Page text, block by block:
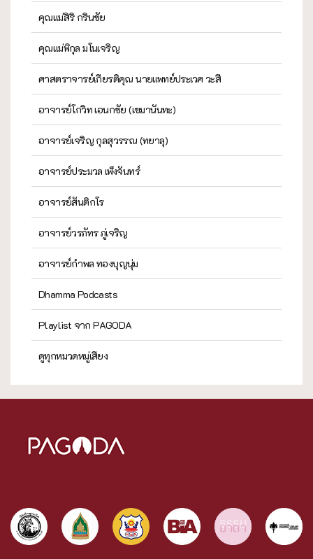
คุณแม่สิริ กรินชัย
คุณแม่พิกุล มโนเจริญ
ศาสตราจารย์เกียรติคุณ นายแพทย์ประเวศ วะสี
อาจารย์โกวิท เอนกชัย (เขมานันทะ)
อาจารย์เจริญ กุลสุวรรณ (ทยาลุ)
อาจารย์ประมวล เพ็งจันทร์
อาจารย์สันติกโร
อาจารย์วรภัทร ภู่เจริญ
อาจารย์กำพล ทองบุญนุ่ม
Dhamma Podcasts
Playlist จาก PAGODA
ดูทุกหมวดหมู่เสียง